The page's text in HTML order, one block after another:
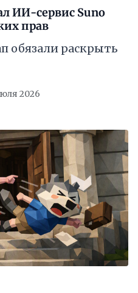
ИИ-сервис Suno
прав
обязали раскрыть
2026